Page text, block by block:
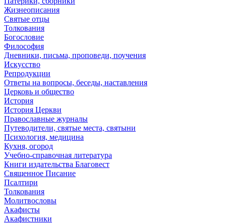
Жизнеописания
Святые отцы
Толкования
Богословие
Философия
Дневники, письма, проповеди, поучения
Искусство
Репродукции
Ответы на вопросы, беседы, наставления
Церковь и общество
История
История Церкви
Православные журналы
Путеводители, святые места, святыни
Психология, медицина
Кухня, огород
Учебно-справочная литература
Книги издательства Благовест
Священное Писание
Псалтири
Толкования
Молитвословы
Акафисты
Акафистники